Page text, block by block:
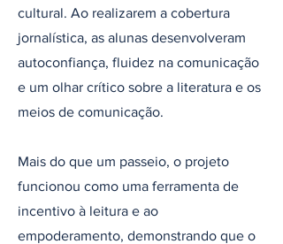
cultural. Ao realizarem a cobertura
jornalística, as alunas desenvolveram
autoconfiança, fluidez na comunicação
e um olhar crítico sobre a literatura e os
meios de comunicação.
Mais do que um passeio, o projeto
funcionou como uma ferramenta de
incentivo à leitura e ao
empoderamento, demonstrando que o